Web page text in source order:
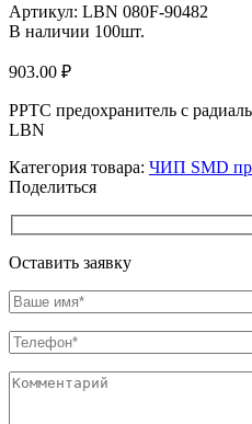
Артикул: LBN 080F-90482
В наличии 100шт.
903.00 ₽
PPTC предохранитель с
LBN
Категория товара: ЧИП SMD
Поделиться
Оставить заявку